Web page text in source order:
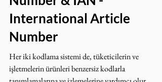
EAN - European Article
Number & IAN -
International Article
Number